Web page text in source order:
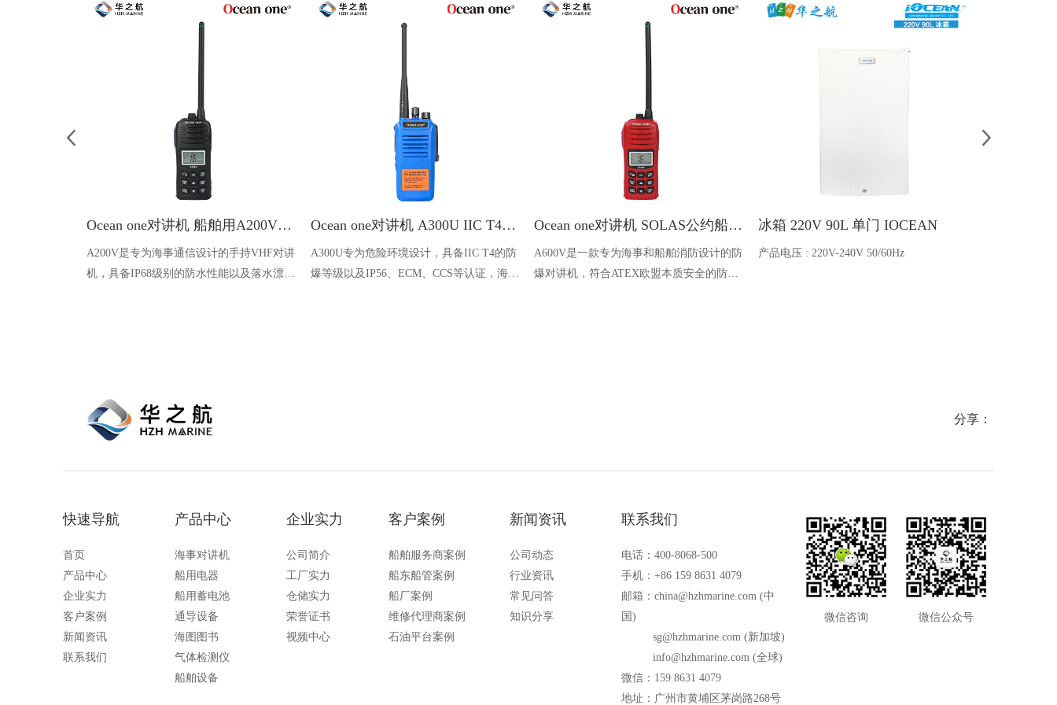
Ocean one对讲机 船舶用A200V漂浮式手持防水对讲机
A200V是专为海事通信设计的手持VHF对讲
机，具备IP68级别的防水性能以及落水漂浮
Ocean one对讲机 A300U IIC T4氢气防爆对讲机 船舶消防本质安全无线电
A300U专为危险环境设计，具备IIC T4的防
爆等级以及IP56、ECM、CCS等认证，海上
Ocean one对讲机 SOLAS公约船舶消防A600V ATEX防爆对讲机
A600V是一款专为海事和船舶消防设计的防
爆对讲机，符合ATEX欧盟本质安全的防爆
冰箱 220V 90L 单门 IOCEAN
产品电压 : 220V-240V 50/60Hz
分享：
快速导航
首页
产品中心
企业实力
客户案例
新闻资讯
联系我们
产品中心
海事对讲机
船用电器
船用蓄电池
通导设备
海图图书
气体检测仪
船舶设备
企业实力
公司简介
工厂实力
仓储实力
荣誉证书
视频中心
客户案例
船舶服务商案例
船东船管案例
船厂案例
维修代理商案例
石油平台案例
新闻资讯
公司动态
行业资讯
常见问答
知识分享
联系我们
电话：400-8068-500
手机：+86 159 8631 4079
邮箱：china@hzhmarine.com (中
国)
sg@hzhmarine.com (新加坡)
info@hzhmarine.com (全球)
微信：159 8631 4079
地址：广州市黄埔区茅岗路268号
微信咨询 微信公众号